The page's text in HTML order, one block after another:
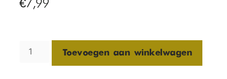
€7,99
Toevoegen aan winkelwagen